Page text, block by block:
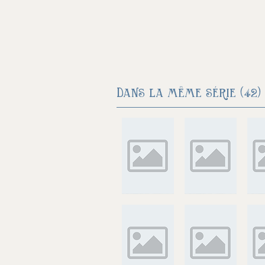
Dans la même série (42)